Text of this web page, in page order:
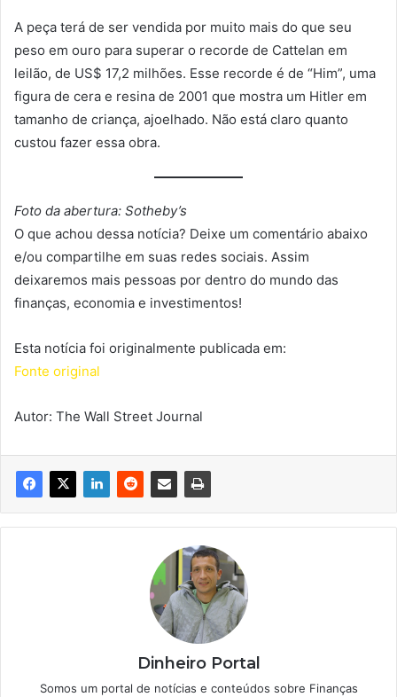
A peça terá de ser vendida por muito mais do que seu
peso em ouro para superar o recorde de Cattelan em
leilão, de US$ 17,2 milhões. Esse recorde é de “Him”, uma
figura de cera e resina de 2001 que mostra um Hitler em
tamanho de criança, ajoelhado. Não está claro quanto
custou fazer essa obra.
Foto da abertura: Sotheby’s
O que achou dessa notícia? Deixe um comentário abaixo
e/ou compartilhe em suas redes sociais. Assim
deixaremos mais pessoas por dentro do mundo das
finanças, economia e investimentos!
Esta notícia foi originalmente publicada em:
Fonte original
Autor: The Wall Street Journal
Dinheiro Portal
Somos um portal de notícias e conteúdos sobre Finanças